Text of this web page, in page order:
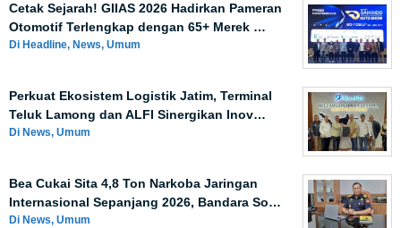
Cetak Sejarah! GIIAS 2026 Hadirkan Pameran
Otomotif Terlengkap dengan 65+ Merek …
Di Headline, News, Umum
Perkuat Ekosistem Logistik Jatim, Terminal
Teluk Lamong dan ALFI Sinergikan Inov…
Di News, Umum
Bea Cukai Sita 4,8 Ton Narkoba Jaringan
Internasional Sepanjang 2026, Bandara So…
Di News, Umum